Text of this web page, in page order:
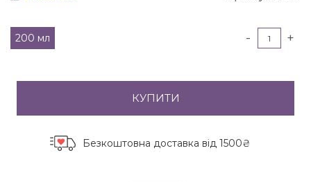
200 мл - +
КУПИТИ
Безкоштовна доставка від 1500₴